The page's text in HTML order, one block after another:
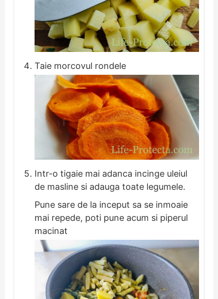
Taie morcovul rondele
Intr-o tigaie mai adanca incinge uleiul
de masline si adauga toate legumele.
Pune sare de la inceput sa se inmoaie
mai repede, poti pune acum si piperul
macinat